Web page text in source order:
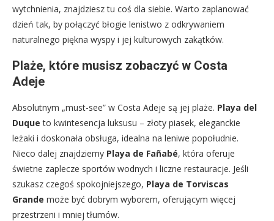
wytchnienia, znajdziesz tu coś dla siebie. Warto zaplanować
dzień tak, by połączyć błogie lenistwo z odkrywaniem
naturalnego piękna wyspy i jej kulturowych zakątków.
Plaże, które musisz zobaczyć w Costa
Adeje
Absolutnym „must-see” w Costa Adeje są jej plaże. Playa del
Duque to kwintesencja luksusu – złoty piasek, eleganckie
leżaki i doskonała obsługa, idealna na leniwe popołudnie.
Nieco dalej znajdziemy Playa de Fañabé, która oferuje
świetne zaplecze sportów wodnych i liczne restauracje. Jeśli
szukasz czegoś spokojniejszego, Playa de Torviscas
Grande może być dobrym wyborem, oferującym więcej
przestrzeni i mniej tłumów.